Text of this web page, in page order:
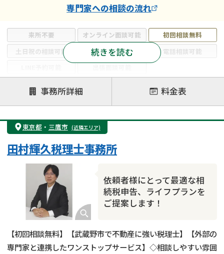
来所不要 オンライン面談可能
初回相談無料
土日祝の相談可能
19時以降電話可能
電話相談可能
注力案件
遺言書作成・遺言執行
相続放棄
相続登記
遺産分割
遺留分侵害額請求
相続税申告
相続手続き
銀行手続き
成年後見・任意後見
贈与税
相続人調査
相続トラブル
続きを読む
専門家への相談の流れ
事務所詳細 料金表
東京都 ・ 三鷹市 (近隣エリア)
依頼者様にとって最適な相
続税申告、ライフプランを
ご提案します！
田村輝久税理士事務所
【初回相談無料】【武蔵野市で不動産に強い税理士】【外部の
専門家と連携したワンストップサービス】◇相談しやすい雰囲